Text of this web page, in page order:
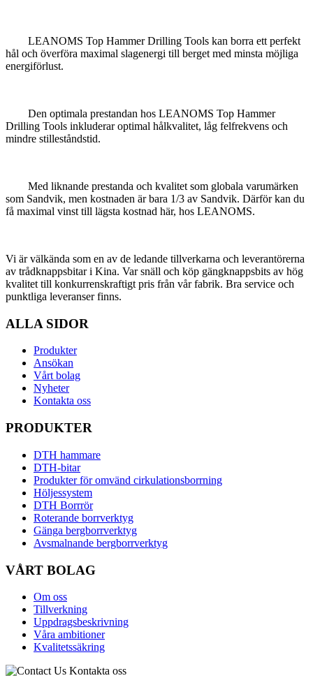
LEANOMS Top Hammer Drilling Tools kan borra ett perfekt
hål och överföra maximal slagenergi till berget med minsta möjliga
energiförlust.
Den optimala prestandan hos LEANOMS Top Hammer
Drilling Tools inkluderar optimal hålkvalitet, låg felfrekvens och
mindre stilleståndstid.
Med liknande prestanda och kvalitet som globala varumärken
som Sandvik, men kostnaden är bara 1/3 av Sandvik. Därför kan du
få maximal vinst till lägsta kostnad här, hos LEANOMS.
Vi är välkända som en av de ledande tillverkarna och leverantörerna
av trådknappsbitar i Kina. Var snäll och köp gängknappsbits av hög
kvalitet till konkurrenskraftigt pris från vår fabrik. Bra service och
punktliga leveranser finns.
ALLA SIDOR
Produkter
Ansökan
Vårt bolag
Nyheter
Kontakta oss
PRODUKTER
DTH hammare
DTH-bitar
Produkter för omvänd cirkulationsborrning
Höljessystem
DTH Borrrör
Roterande borrverktyg
Gänga bergborrverktyg
Avsmalnande bergborrverktyg
VÅRT BOLAG
Om oss
Tillverkning
Uppdragsbeskrivning
Våra ambitioner
Kvalitetssäkring
Kontakta oss